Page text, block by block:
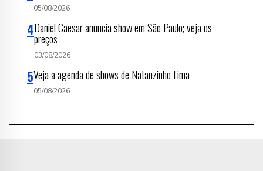
05/08/2026
Daniel Caesar anuncia show em São Paulo; veja os
preços
03/08/2026
Veja a agenda de shows de Natanzinho Lima
05/08/2026